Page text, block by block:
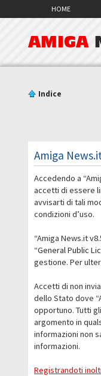
HOME
AMIGA
Indice
Amiga
Accedendo a
accetti di essere
avvisarti di tali
condizioni d’uso.
“Amiga News.it
“General Public
gestione. Per
Accetti di non
dello Stato dove
opportuno. Tutti
argomento in
informazioni non
informazioni.
Registrandoti